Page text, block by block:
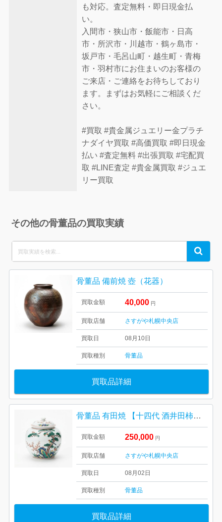
も対応。査定無料・即日現金払
い。
入間市・狭山市・飯能市・日高
市・所沢市・川越市・鶴ヶ島市・
坂戸市・毛呂山町・越生町・青梅
市・羽村市にお住まいのお客様の
ご来店・ご連絡をお待ちしており
ます。まずはお気軽にご相談くだ
さい。
#買取 #貴金属ジュエリー金プラチ
ナダイヤ買取 #高価買取 #即日現金
払い #査定無料 #出張買取 #宅配買
取 #LINE査定 #貴金属買取 #ジュエ
リー買取
その他の骨董品の買取実績
for:
Search
骨董品 備前焼 壺（花器）
買取金額 40,000 円
買取店舗 さすがや札幌中央店
買取日 08月10日
買取種別 骨董品
買取品詳細
骨董品 有田焼 【十四代 酒井田柿右衛門 色絵 濁手 壺】
買取金額 250,000 円
買取店舗 さすがや札幌中央店
買取日 08月02日
買取種別 骨董品
買取品詳細